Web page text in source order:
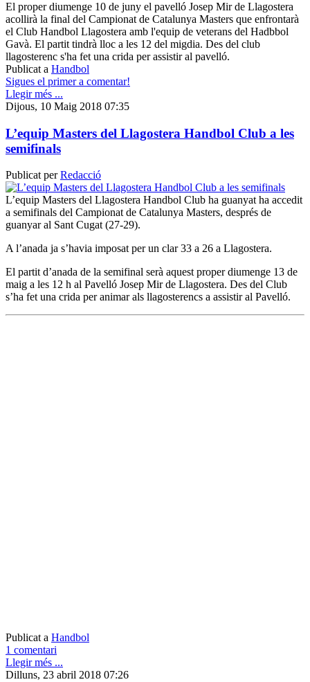
El proper diumenge 10 de juny el pavelló Josep Mir de Llagostera
acollirà la final del Campionat de Catalunya Masters que enfrontarà
el Club Handbol Llagostera amb l'equip de veterans del Hadbbol
Gavà. El partit tindrà lloc a les 12 del migdia. Des del club
llagosterenc s'ha fet una crida per assistir al pavelló.
Publicat a Handbol
Sigues el primer a comentar!
Llegir més ...
Dijous, 10 Maig 2018 07:35
L’equip Masters del Llagostera Handbol Club a les
semifinals
Publicat perRedacció
L’equip Masters del Llagostera Handbol Club ha guanyat ha accedit
a semifinals del Campionat de Catalunya Masters, després de
guanyar al Sant Cugat (27-29).
A l’anada ja s’havia imposat per un clar 33 a 26 a Llagostera.
El partit d’anada de la semifinal serà aquest proper diumenge 13 de
maig a les 12 h al Pavelló Josep Mir de Llagostera. Des del Club
s’ha fet una crida per animar als llagosterencs a assistir al Pavelló.
Publicat a Handbol
1 comentari
Llegir més ...
Dilluns, 23 abril 2018 07:26